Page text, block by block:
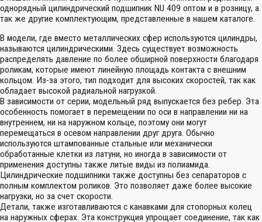
однорядный цилиндрический подшипник NU 409 оптом и в розницу, а
так же другие комплектующим, представленные в нашем каталоге.
В модели, где вместо металлических сфер используются цилиндры,
называются цилиндрическими. Здесь существует возможность
распределять давление по более обширной поверхности благодаря
роликам, которые имеют линейную площадь контакта с внешним
кольцом. Из-за этого, тип подходит для высоких скоростей, так как
обладает высокой радиальной нагрузкой.
В зависимости от серии, модельный ряд выпускается без ребер. Эта
особенность помогает в перемещении по оси в направлении ни на
внутреннем, ни на наружном кольце, поэтому они могут
перемещаться в осевом направлении друг друга. Обычно
используются штампованные стальные или механически
обработанные клетки из латуни, но иногда в зависимости от
применения доступны также литые виды из полиамида.
Цилиндрические подшипники также доступны без сепараторов с
полным комплектом роликов. Это позволяет даже более высокие
нагрузки, но за счет скорости.
Детали, также изготавливаются с канавками для стопорных колец
на наружных сферах. Эта конструкция упрощает соединение, так как